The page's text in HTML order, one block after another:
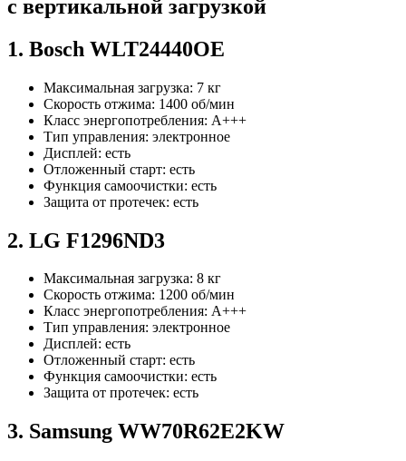
с вертикальной загрузкой
1. Bosch WLT24440OE
Максимальная загрузка: 7 кг
Скорость отжима: 1400 об/мин
Класс энергопотребления: A+++
Тип управления: электронное
Дисплей: есть
Отложенный старт: есть
Функция самоочистки: есть
Защита от протечек: есть
2. LG F1296ND3
Максимальная загрузка: 8 кг
Скорость отжима: 1200 об/мин
Класс энергопотребления: A+++
Тип управления: электронное
Дисплей: есть
Отложенный старт: есть
Функция самоочистки: есть
Защита от протечек: есть
3. Samsung WW70R62E2KW